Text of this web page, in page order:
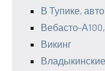
В Тупике,
Вебасто-
Викинг